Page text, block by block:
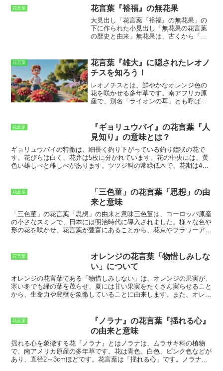
花言葉 花言葉『裕福』の無花果
大見出し「花言葉『裕福』の無花果」の
下に作られた小見出し「無花果の花言葉
の歴史と由来」無花果は、古くから「裕
な果物とされていたことに由来していま
す。古代エジプトでは、無花果は再生と
豊饒の象徴とされ、人々から敬われてい
ました。そのため、無花果は裕福さの象
徴とされ、花言葉にも「裕福」という言
葉が用いられるようになりました。ま
す。無花果は、乾燥地帯でも育つことが
でき、また、害虫や病気にも強いという
特徴があります。この生命力の強さか
ら、無花果は「裕福」という花言葉を持
つようになりました。
花言葉
花言葉『雄大』に隠されたレオノ
チスを知ろう！
レオノチスとは、鮮やかなオレンジ色の
花を咲かせる多年草です。南アフリカ原
産で、別名「ライオンの耳」とも呼ばれ
す。レオノチスは、高さ1～2メートルほ
どに成長し、花期は5月から10月頃です。
花言葉は「雄大」で、その花姿からつけ
られました。レオノチスは、日当たりと
水はけの良い場所を好み、耐寒性も強い
ので、初心者でも育てやすい花です。ま
花言葉
『ギョリュウバイ』の花言葉『人
見知り』の意味とは？
ギョリュウバイの特徴は、細長く釣り下がっている釣り鐘状の花で
す。花びらは白く、花弁は5枚に分かれています。花の中央には、黄
色い雄しべと雌しべがあります。ツツジ科の常緑低木で、花期は4～
します。ギョリュウバイは、病害虫に比較的強い木です。しかし、ア
ブラムシやハダニが発生することがあります。アブラムシやハダニが
発生した場合は、市販の殺虫剤を散布します。
花言葉
「三色菫」の花言葉「思想」の由
来と意味
「三色菫」の花言葉「思想」の由来と意味三色菫は、ヨーロッパ原産
の小さなスミレで、日本には明治時代に導入されました。様々な色や
形の花を咲かせ、花言葉が豊富にあることから、花束やフラワーアレ
由来しています。
なぜ「思想」が花言葉となったのか三色菫の「思
想」という花言葉の由来は、その花の色にあります。三色菫の花は、
紫、白、黄色の3色が混ざったような色合いをしています。この3色
は、それぞれ「知性」「純粋さ」「喜び」を表しており、これらが組
み合わさることで、「思想」という花言葉が生まれました。また、三
色菫は、ヨーロッパでは「三位一体」の花として知られており、キリ
信じられてきました。
花言葉
オレンジの花言葉「物惜しみしな
い」について
オレンジの花言葉である「物惜しみしない」 は、オレンジの果実が、
寒い冬でも緑の葉を茂らせ、夏には甘い果実をたくさん実らせること
から、生命力や豊穣を象徴していることに由来します。また、オレン
ら、オレンジの花言葉は「物惜しみしない」だけでなく、「純潔」
「清らかさ」という意味も持っています。オレンジの花言葉は、その
華やかな花姿から、愛や美しさ、幸福を連想させ、結婚式のブーケや
花束によく用いられています。また、オレンジの花言葉は「物惜しみ
しない」ことから、ビジネスシーンでも、成功や繁栄を願って贈られ
ることもあります。
花言葉
『ノラナ』の花言葉『揺れる心』
の由来と意味
揺れる心を象徴する花『ノラナ』とは ノラナは、ムラサキ科の植物
で、南アメリカ原産の多年草です。花は青色、白色、ピンク色などが
あり、直径2～3cmほどです。花言葉は「揺れる心」です。ノラナ